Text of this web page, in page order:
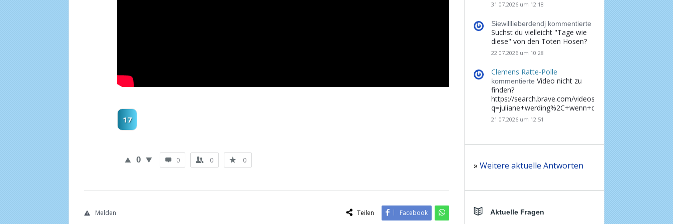
17
0 0 0 0
Teilen Facebook
Melden
31.07.2026 um 12:18
Siewilllieberdendj kommentierte
Suchst du vielleicht "Tage wie
diese" von den Toten Hosen?
22.07.2026 um 10:28
Clemens Ratte-Polle
kommentierte Video nicht zu
finden?
https://search.brave.com/videos?
21.07.2026 um 12:51
» Weitere aktuelle Antworten
Aktuelle Fragen